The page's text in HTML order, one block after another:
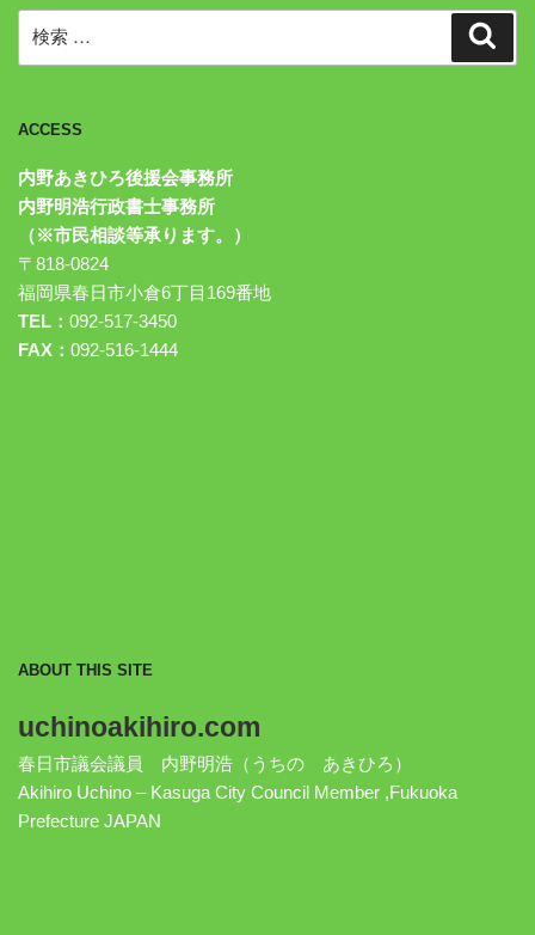
索:
ACCESS
内野あきひろ後援会事務所
内野明浩行政書士事務所
（※市民相談等承ります。）
〒818-0824
福岡県春日市小倉6丁目169番地
TEL： 092-517-3450
FAX： 092-516-1444
ABOUT THIS SITE
uchinoakihiro.com
春日市議会議員 内野明浩（うちの あきひろ）
Akihiro Uchino – Kasuga City Council Member ,Fukuoka
Prefecture JAPAN